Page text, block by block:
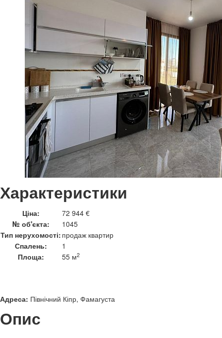
Характеристики
Ціна:
72 944 €
№ об'єкта:
1045
Тип нерухомості: продаж квартир
Спалень:
1
Площа:
55 м2
Адреса: Північний Кіпр, Фамагуста
Опис